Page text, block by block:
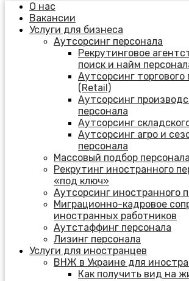
О нас
Вакансии
Услуги для бизнеса
Аутсорсинг персонала
Рекрутинговое
поиск и найм
Аутсорсинг торгового
(Retail)
Аутсорсинг
персонала
Аутсорсинг
Аутсорсинг агро и
персонала
Массовый подбор
Рекрутинг иностранного
«под ключ»
Аутсорсинг иностранного
Миграционно-кадровое
иностранных работников
Аутстаффинг персонала
Лизинг персонала
Услуги для иностранцев
ВНЖ в Украине для
Как получить вид на